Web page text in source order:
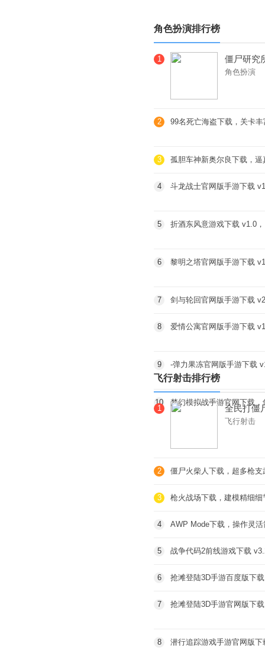
角色扮演排行榜
僵尸研究
法，题材
角色扮演
1
99名死亡海盗下载，关卡
2
孤胆车神新奥尔良下载，
3
斗龙战士官网版手游下载
4
折酒东风意游戏下载 v1.0
5
黎明之塔官网版手游下载
6
剑与轮回官网版手游下载
7
爱情公寓官网版手游下载
8
-弹力果冻官网版手游下载
9
梦幻模拟战手游官网下载
10
飞行射击排行榜
全民打僵
松实现僵
飞行射击
1
僵尸火柴人下载，超多枪
2
枪火战场下载，建模精细
3
AWP Mode下载，操作灵
4
战争代码2前线游戏下载
5
抢滩登陆3D手游百度版下
6
抢滩登陆3D手游官网版下
7
潜行追踪游戏手游官网版
8